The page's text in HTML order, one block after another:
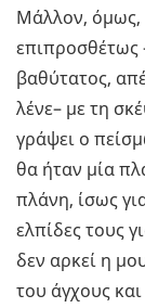
Μάλλον, όμως,
επιπροσθέτως
βαθύτατος,
λένε– με τη
γράψει ο
θα ήταν μία
πλάνη, ίσως
ελπίδες τους
δεν αρκεί η
του άγχους